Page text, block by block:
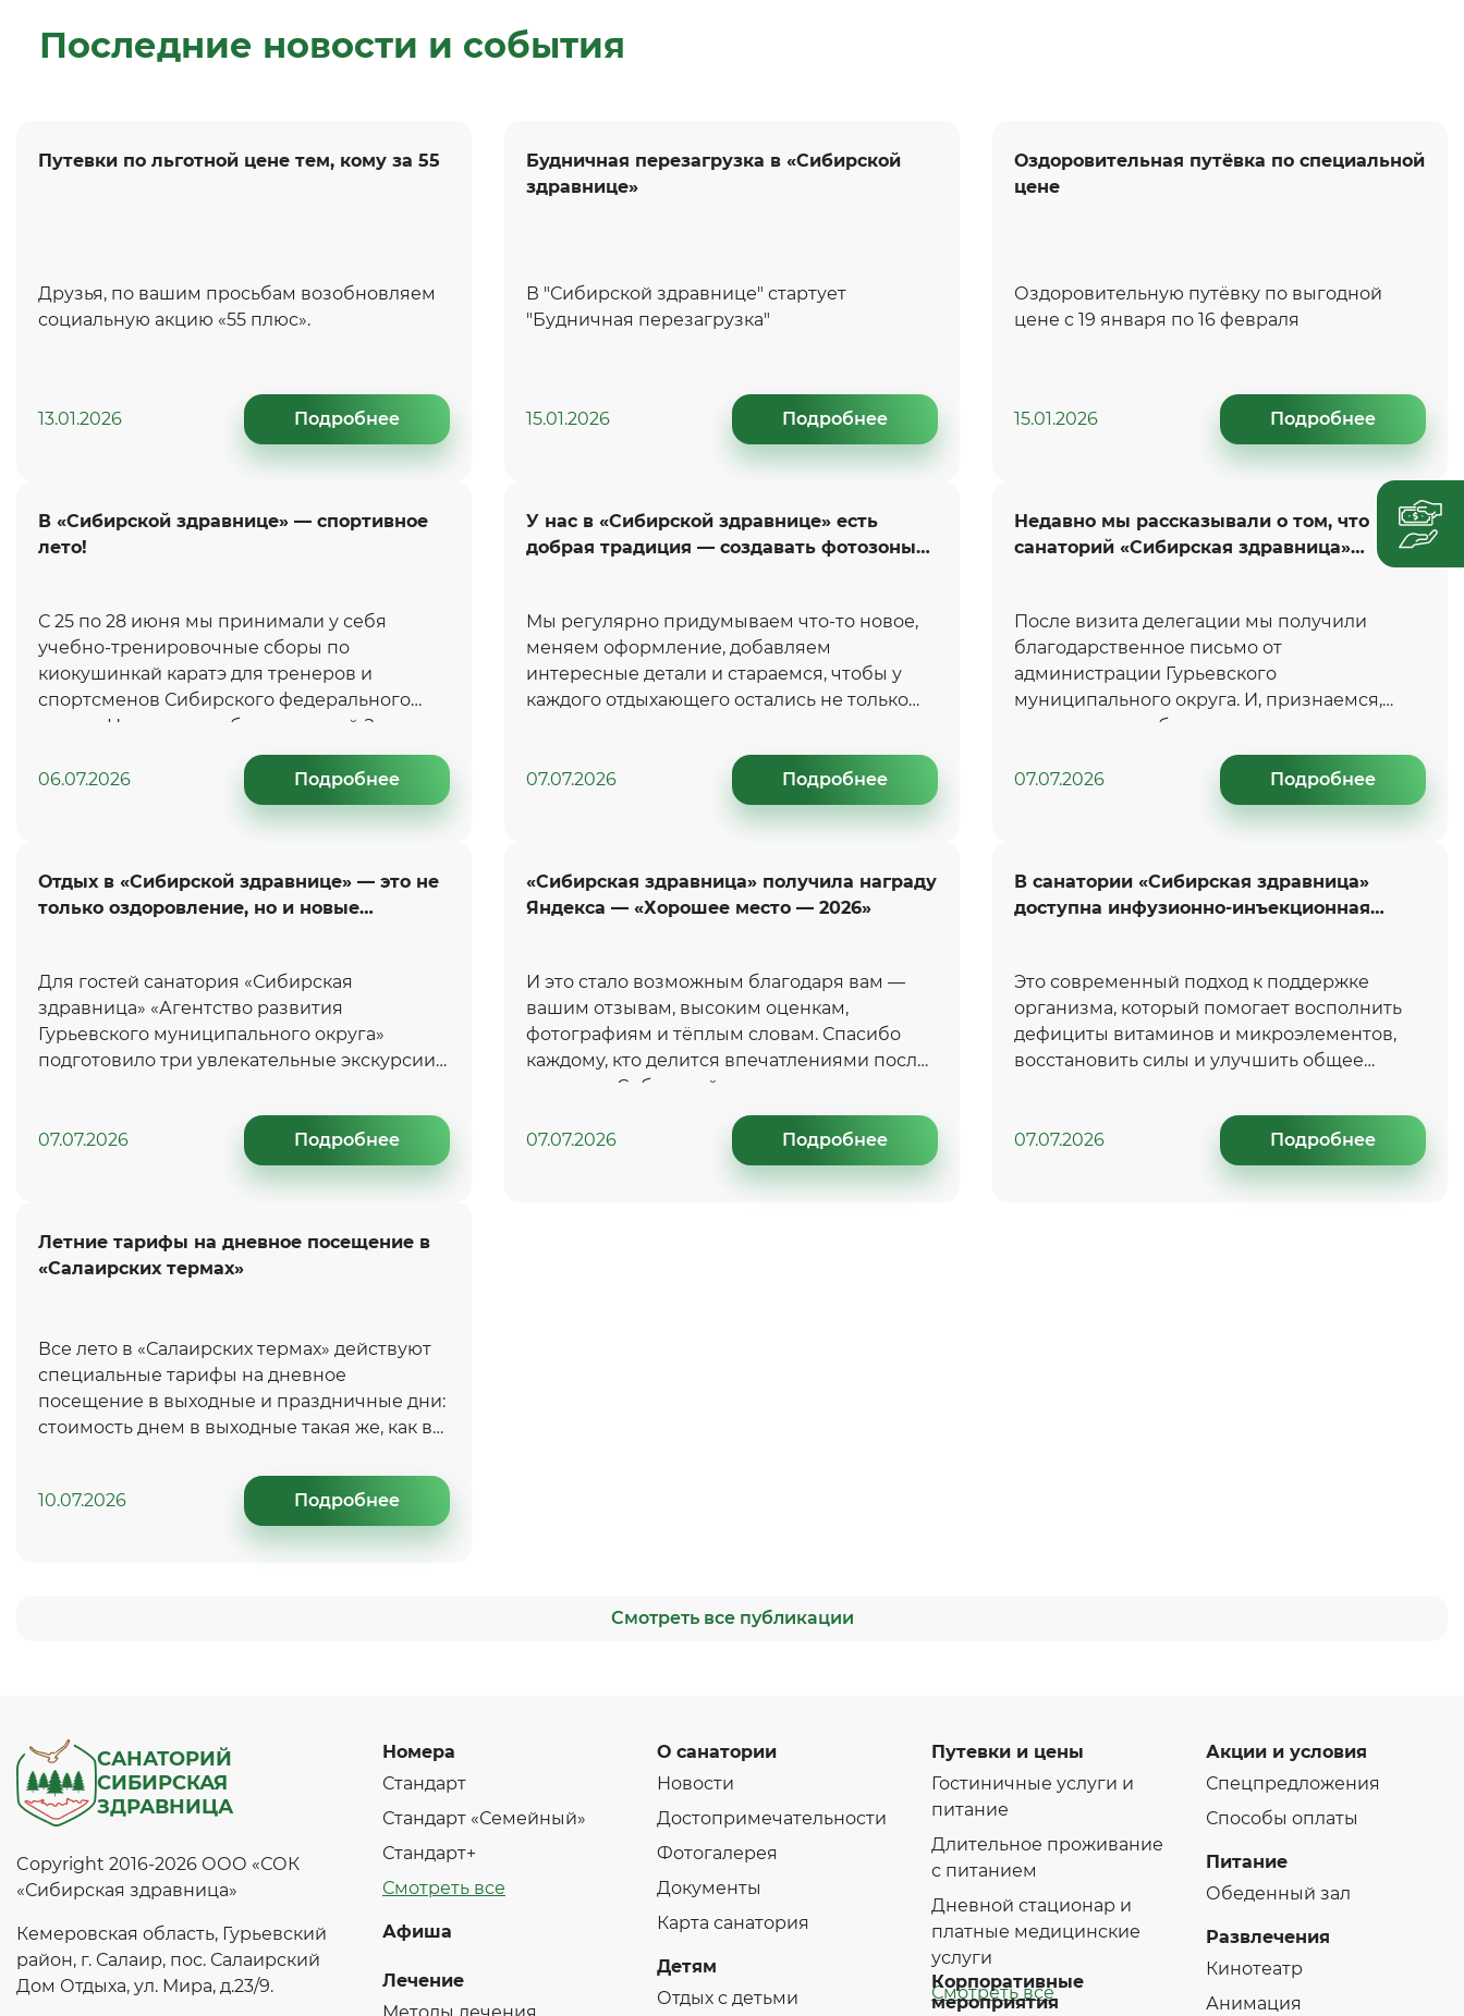
Последние новости и события
Путевки по льготной цене тем, кому за 55
Друзья, по вашим просьбам возобновляем
социальную акцию «55 плюс».
13.01.2026 Подробнее
Будничная перезагрузка в «Сибирской
здравнице»
В "Сибирской здравнице" стартует
"Будничная перезагрузка"
15.01.2026 Подробнее
Оздоровительная путёвка по специальной
цене
Оздоровительную путёвку по выгодной
цене с 19 января по 16 февраля
15.01.2026 Подробнее
В «Сибирской здравнице» — спортивное
лето!
С 25 по 28 июня мы принимали у себя
учебно-тренировочные сборы по
киокушинкай каратэ для тренеров и
спортсменов Сибирского федерального
округа. Наставники сборов: сенсей Зарва
И.А. и семпай Горюшкин Д. К. — чемпион
Кубка РФ 2026 года и бронзовый призер 57-
го Абсолютного Чемпионата Японии.
06.07.2026 Подробнее
У нас в «Сибирской здравнице» есть
добрая традиция — создавать фотозоны
Мы регулярно придумываем что-то новое,
меняем оформление, добавляем
интересные детали и стараемся, чтобы у
каждого отдыхающего остались не только
07.07.2026
Подробнее
Недавно мы рассказывали о том, что
санаторий «Сибирская здравница»
принимал участников рекламного тура
турагентств Сибирского федерального
округа
После визита делегации мы получили
благодарственное письмо от
администрации Гурьевского
муниципального округа. И, признаемся,
такие слова особенно приятно получать.
07.07.2026 Подробнее
Отдых в «Сибирской здравнице» — это не
только оздоровление, но и новые
Для гостей санатория «Сибирская
здравница» «Агентство развития
Гурьевского муниципального округа»
подготовило три увлекательные экскурсии
07.07.2026
Подробнее
«Сибирская здравница» получила награду
Яндекса — «Хорошее место — 2026»
И это стало возможным благодаря вам —
вашим отзывам, высоким оценкам,
фотографиям и тёплым словам. Спасибо
каждому, кто делится впечатлениями после
отдыха в «Сибирской здравнице»
07.07.2026 Подробнее
В санатории «Сибирская здравница»
доступна инфузионно-инъекционная
Это современный подход к поддержке
организма, который помогает восполнить
дефициты витаминов и микроэлементов,
восстановить силы и улучшить общее
07.07.2026
Подробнее
Летние тарифы на дневное посещение в
«Салаирских термах»
Все лето в «Салаирских термах» действуют
специальные тарифы на дневное
посещение в выходные и праздничные дни:
стоимость днем в выходные такая же, как в
10.07.2026 Подробнее
Смотреть все публикации
САНАТОРИЙ
СИБИРСКАЯ
ЗДРАВНИЦА
Copyright 2016-2026 ООО «СОК
«Сибирская здравница»
Кемеровская область, Гурьевский
район, г. Салаир, пос. Салаирский
Дом Отдыха, ул. Мира, д.23/9.
Номера
Стандарт
Стандарт «Семейный»
Стандарт+
Смотреть все
О санатории
Новости
Достопримечательности
Фотогалерея
Документы
Карта санатория
Путевки и цены
Гостиничные услуги и
питание
Длительное проживание
с питанием
Дневной стационар и
платные медицинские
услуги
Смотреть все
Акции и условия
Спецпредложения
Способы оплаты
Питание
Обеденный зал
Афиша
Развлечения
Кинотеатр
Анимация
Детям
Отдых с детьми
Лечение
Корпоративные
мероприятия